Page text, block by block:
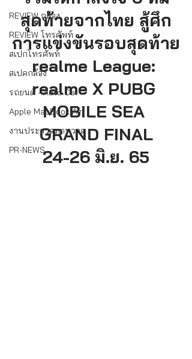
REVIEW กล้อง
REVIEW โทรศัพท์
สเปกโทรศัพท์
สเปคกล้อง
รถยนต์ - Auto Car
Apple MacBook Air
งานประกวดภาพวาด
PR-NEWS
สุดท้ายจากไทย สู้ศึก
การแข่งขันรอบสุดท้าย
realme League:
realme X PUBG
MOBILE SEA
GRAND FINAL
24-26 มิ.ย. 65